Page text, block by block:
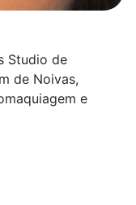
Studio de
de Noivas,
e